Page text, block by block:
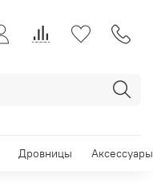
Дровницы Аксессуары